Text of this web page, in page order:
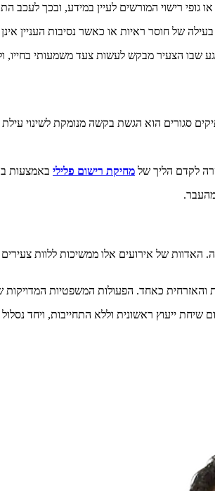
רישוי המורשים לעיין במידע, ובכך לעכב
של חוסר ראיות או כאשר נסיבות העניין
ברגע שבו הצעיר מבקש לעשות צעד משמעותי
סגורים הוא הגשת בקשה מנומקת לשינוי
לקדם הליך של מחיקת רישום פלילי באמצעות
של אירועים אלו ממשיכות ללוות
והאזרחית כאחד. הפעולות המשפטיות
ייעוץ ראשונית וללא התחייבות, ויחד